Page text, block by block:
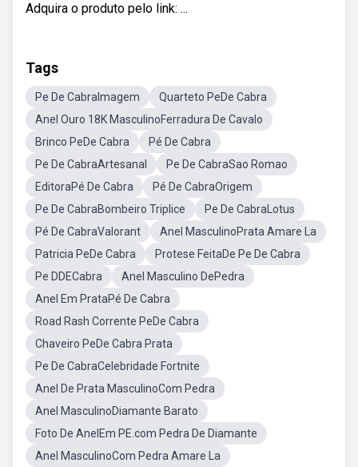
Adquira o produto pelo link: ...
Tags
Pe De CabraImagem
Quarteto PeDe Cabra
Anel Ouro 18K MasculinoFerradura De Cavalo
Brinco PeDe Cabra
Pé De Cabra
Pe De CabraArtesanal
Pe De CabraSao Romao
EditoraPé De Cabra
Pé De CabraOrigem
Pe De CabraBombeiro Triplice
Pe De CabraLotus
Pé De CabraValorant
Anel MasculinoPrata Amare La
Patricia PeDe Cabra
Protese FeitaDe Pe De Cabra
Pe DDECabra
Anel Masculino DePedra
Anel Em PrataPé De Cabra
Road Rash Corrente PeDe Cabra
Chaveiro PeDe Cabra Prata
Pe De CabraCelebridade Fortnite
Anel De Prata MasculinoCom Pedra
Anel MasculinoDiamante Barato
Foto De AnelEm PE.com Pedra De Diamante
Anel MasculinoCom Pedra Amare La